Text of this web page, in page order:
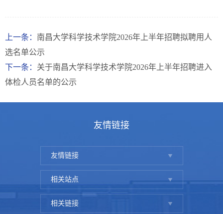
上一条： 南昌大学科学技术学院2026年上半年招聘拟聘用人
选名单公示
下一条： 关于南昌大学科学技术学院2026年上半年招聘进入
体检人员名单的公示
友情链接
友情链接
相关站点
相关链接